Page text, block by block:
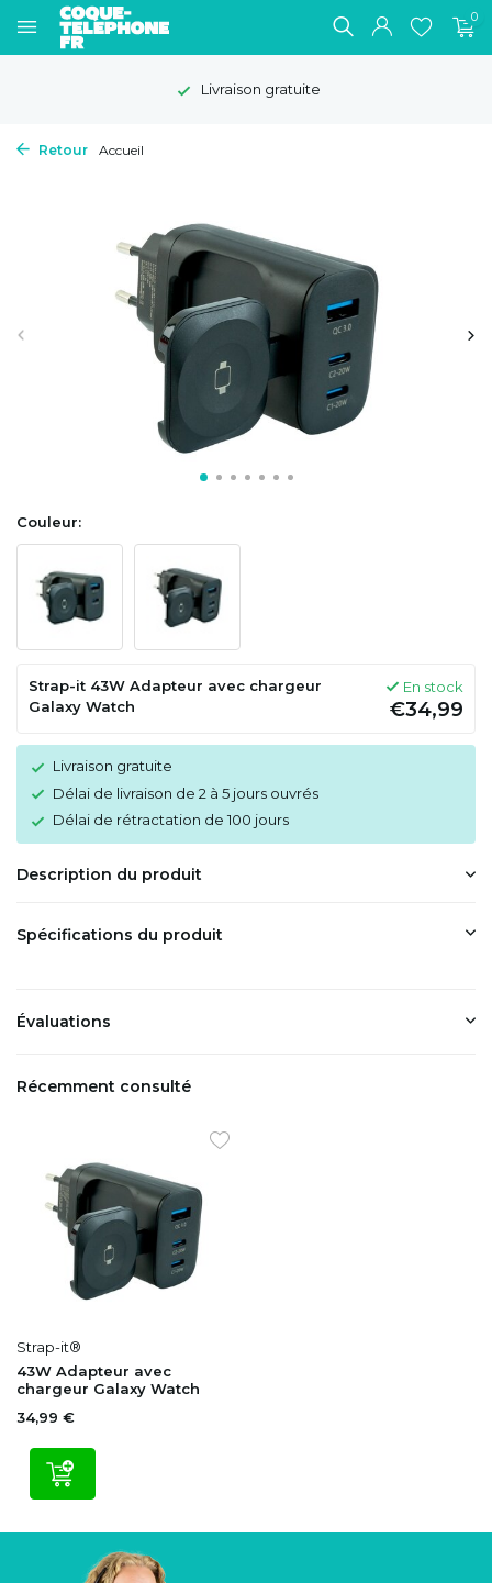
0
Livraison gratuite
Retour Accueil
Couleur:
Strap-it 43W Adapteur avec chargeur
Galaxy Watch
En stock
€34,99
Livraison gratuite
Délai de livraison de 2 à 5 jours ouvrés
Délai de rétractation de 100 jours
Description du produit
Spécifications du produit
Évaluations
Récemment consulté
Strap-it®
43W Adapteur avec
chargeur Galaxy Watch
34,99 €